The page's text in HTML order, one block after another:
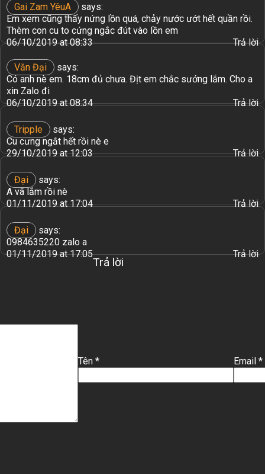
Gai Zam YêuA
says:
Em xem cũng thấy nứng lồn quá, chảy nước ướt hết quần rồi.
Thèm con cu to cứng ngắc đút vào lồn em
06/10/2019 at 08:33
Trả lời
Văn Đại
says:
Có anh nè em. 18cm đủ chưa. Địt em chắc sướng lắm. Cho a
xin Zalo đi
06/10/2019 at 08:34
Trả lời
Tripple
says:
Cu cưng ngắt hết rồi nè e
29/10/2019 at 12:03
Trả lời
Đại
says:
A vã lắm rồi nè
01/11/2019 at 17:04
Trả lời
Đại
says:
0984635220 zalo a
01/11/2019 at 17:05
Trả lời
Trả lời
Tên * Email *